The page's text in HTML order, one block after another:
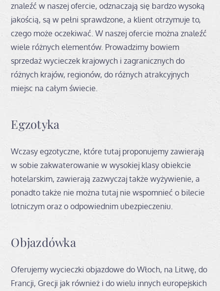
znaleźć w naszej ofercie, odznaczają się bardzo wysoką
jakością, są w pełni sprawdzone, a klient otrzymuje to,
czego może oczekiwać. W naszej ofercie można znaleźć
wiele różnych elementów. Prowadzimy bowiem
sprzedaż wycieczek krajowych i zagranicznych do
różnych krajów, regionów, do różnych atrakcyjnych
miejsc na całym świecie.
Egzotyka
Wczasy egzotyczne, które tutaj proponujemy zawierają
w sobie zakwaterowanie w wysokiej klasy obiekcie
hotelarskim, zawierają zazwyczaj także wyżywienie, a
ponadto także nie można tutaj nie wspomnieć o bilecie
lotniczym oraz o odpowiednim ubezpieczeniu.
Objazdówka
Oferujemy wycieczki objazdowe do Włoch, na Litwę, do
Francji, Grecji jak również i do wielu innych europejskich